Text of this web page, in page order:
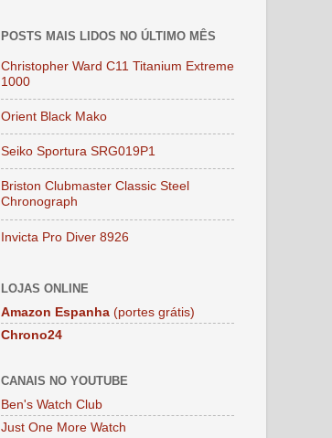
POSTS MAIS LIDOS NO ÚLTIMO MÊS
Christopher Ward C11 Titanium Extreme
1000
Orient Black Mako
Seiko Sportura SRG019P1
Briston Clubmaster Classic Steel
Chronograph
Invicta Pro Diver 8926
LOJAS ONLINE
Amazon Espanha (portes grátis)
Chrono24
CANAIS NO YOUTUBE
Ben's Watch Club
Just One More Watch